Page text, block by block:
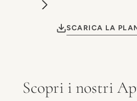
SCARICA LA
Scopri i nostri